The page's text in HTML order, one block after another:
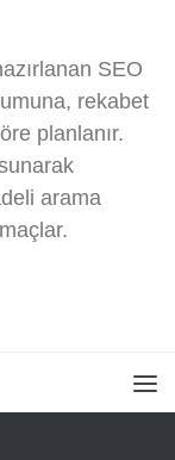
SEO
rekabet
planlanır.
arama